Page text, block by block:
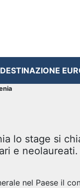
DESTINAZIONE
lo stage si
e neolaureati.
nel Paese il